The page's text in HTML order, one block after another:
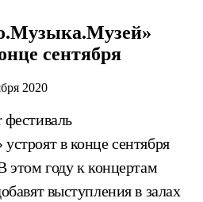
сентября
2020
в конце сентября
году к концертам
выступления в залах